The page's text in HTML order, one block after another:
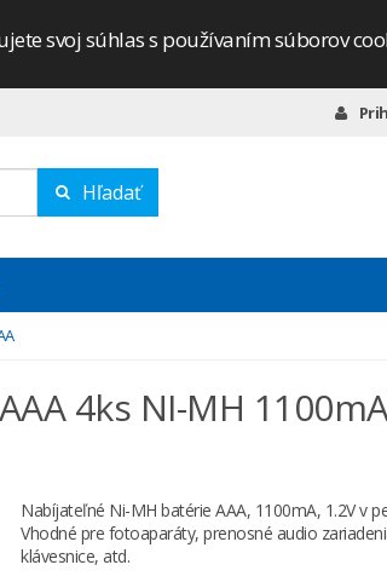
svoj súhlas s používaním súborov
Hľadať
4ks NI-MH
Nabíjateľné Ni-MH batérie AAA, 1100mA, 1.2V v
Vhodné pre fotoaparáty, prenosné audio
klávesnice, atd.